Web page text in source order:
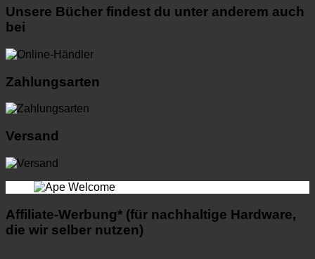
Unsere Bücher findest du unter anderem auch
bei
Zahlungsarten
Versand
Affiliate-Werbung* (für nachhaltige Hardware,
die wir selber nutzen)